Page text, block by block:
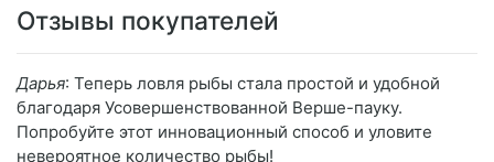
Отзывы покупателей
Дарья: Теперь ловля рыбы стала простой и удобной
благодаря Усовершенствованной Верше-пауку.
Попробуйте этот инновационный способ и уловите
невероятное количество рыбы!